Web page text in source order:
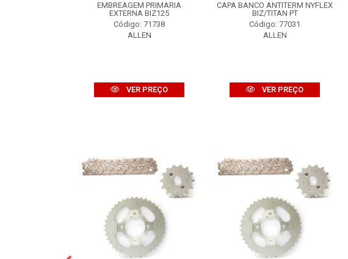
EMBREAGEM PRIMARIA
EXTERNA BIZ125
Código: 71738
ALLEN
VER PREÇO
CAPA BANCO ANTITERM NYFLEX
BIZ/TITAN PT
Código: 77031
ALLEN
VER PREÇO